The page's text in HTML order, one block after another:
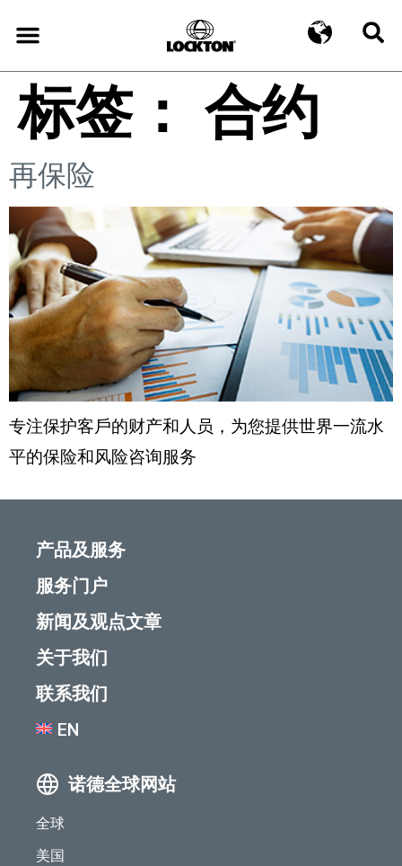
标签： 合约
再保险
专注保护客戶的财产和人员，为您提供世界一流水
平的保险和风险咨询服务
产品及服务
服务门户
新闻及观点文章
关于我们
联系我们
EN
诺德全球网站
全球
美国